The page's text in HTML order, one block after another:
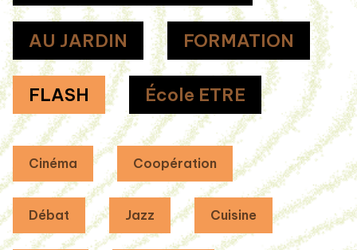
AU JARDIN FORMATION
FLASH École ETRE
Cinéma Coopération
Débat Jazz Cuisine